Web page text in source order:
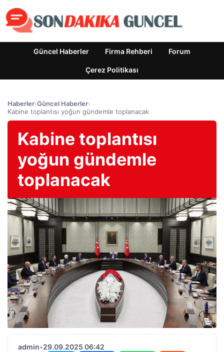
Güncel Haberler Firma Rehberi Forum
Çerez Politikası
Haberler›Güncel Haberler›
Kabine toplantısı yoğun gündemle toplanacak
Kabine toplantısı
yoğun gündemle
toplanacak
admin•29.09.2025 06:42